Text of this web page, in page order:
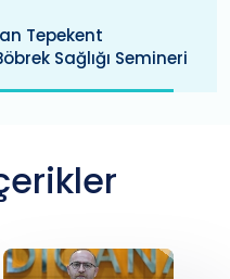
Tepekent
Sağlığı Semineri